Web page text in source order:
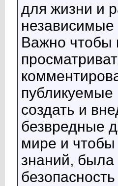
для жизни и
независимые
Важно чтобы
создать и
безвредные
мире и
знаний, была